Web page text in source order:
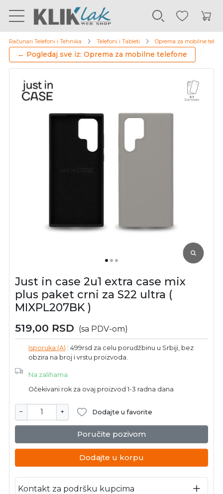
Računari Telefoni i Tehnika Telefoni i Tableti Oprema za mobilne
← Pogledaj sve iz: Oprema za mobilne telefone
Just in case 2u1 extra case mix
plus paket crni za S22 ultra (
MIXPL207BK )
519,00 RSD (sa PDV-om)
Isporuka (A) : 499rsd za celu porudžbinu u Srbiji, bez
obzira na broj i vrstu proizvoda.
Na zalihama
Očekivani rok za ovaj proizvod 1-3 radna dana
− + Dodajte u favorite
Poručite pozivom
Dodajte u korpu
Kontakt za podršku kupcima